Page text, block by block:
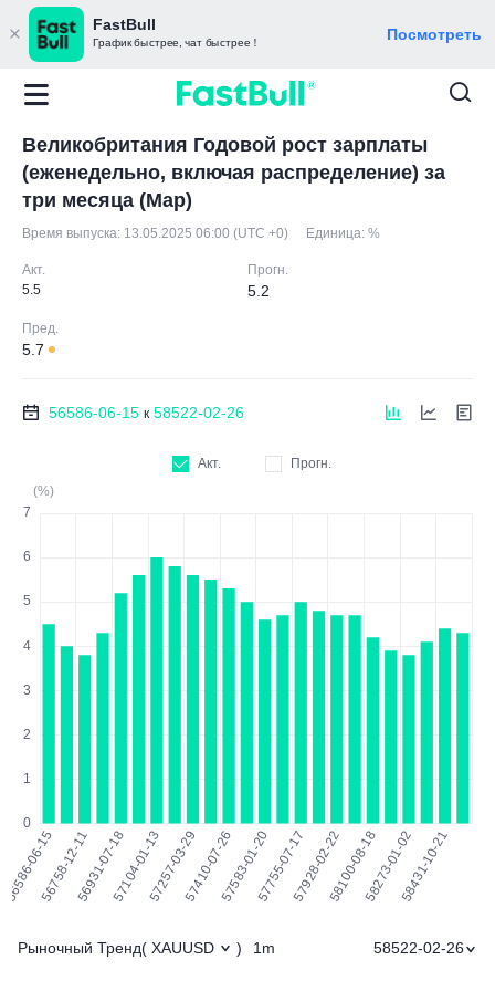
FastBull
График быстрее, чат быстрее！ Посмотреть
Великобритания Годовой рост зарплаты
(еженедельно, включая распределение) за
три месяца (Мар)
Время выпуска: 13.05.2025 06:00 (UTC +0) Единица: %
Акт.
5.5
Прогн.
5.2
Пред.
5.7
56586-06-15 к 58522-02-26
Акт.
Прогн.
(%)
Рыночный Тренд( XAUUSD ) 1m 58522-02-26